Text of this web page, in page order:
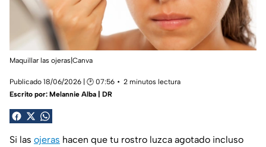
Maquillar las ojeras|Canva
Publicado 18/06/2026 | 🕑 07:56
2 minutos lectura
Escrito por: Melannie Alba | DR
Si las ojeras hacen que tu rostro luzca agotado incluso